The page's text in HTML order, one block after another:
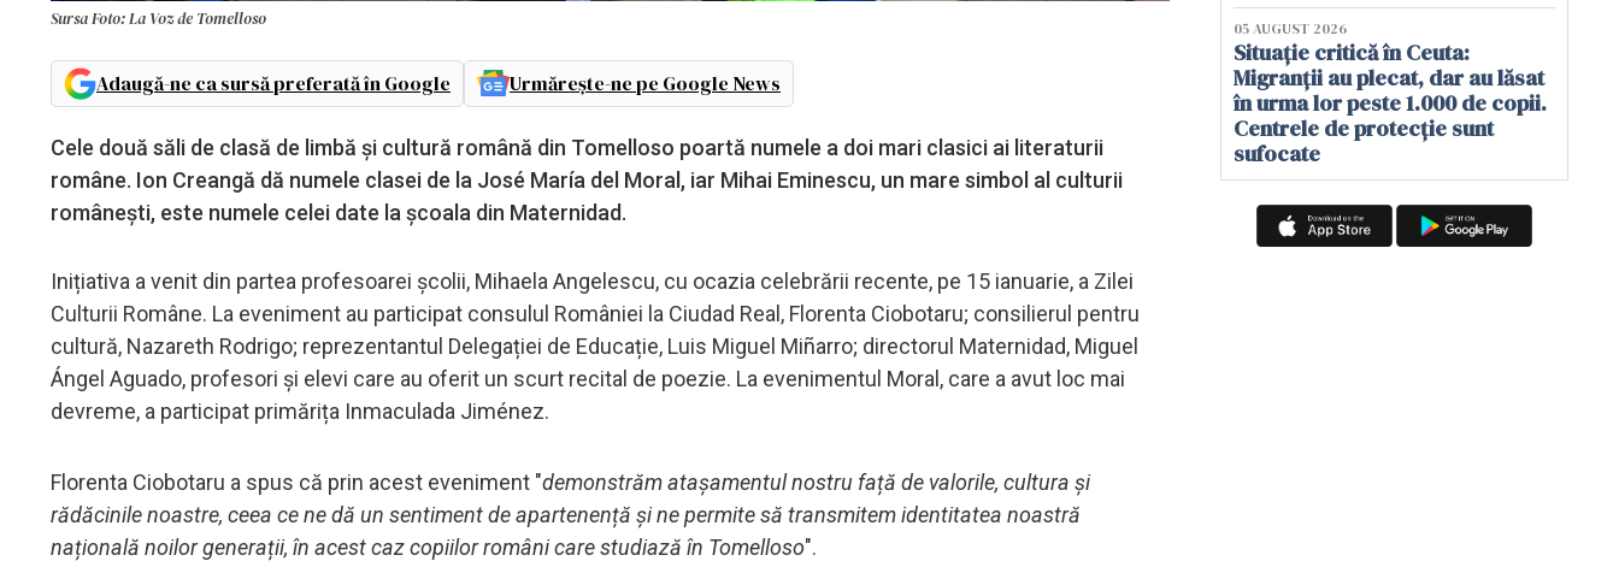
Sursa Foto: La Voz de Tomelloso
Adaugă-ne ca sursă preferată în Google Urmărește-ne pe Google News
Cele două săli de clasă de limbă și cultură română din Tomelloso poartă numele a doi mari clasici ai literaturii
române. Ion Creangă dă numele clasei de la José María del Moral, iar Mihai Eminescu, un mare simbol al culturii
românești, este numele celei date la școala din Maternidad.
Inițiativa a venit din partea profesoarei școlii, Mihaela Angelescu, cu ocazia celebrării recente, pe 15 ianuarie, a Zilei
Culturii Române. La eveniment au participat consulul României la Ciudad Real, Florenta Ciobotaru; consilierul pentru
cultură, Nazareth Rodrigo; reprezentantul Delegației de Educație, Luis Miguel Miñarro; directorul Maternidad, Miguel
Ángel Aguado, profesori și elevi care au oferit un scurt recital de poezie. La evenimentul Moral, care a avut loc mai
devreme, a participat primărița Inmaculada Jiménez.
Florenta Ciobotaru a spus că prin acest eveniment "demonstrăm atașamentul nostru față de valorile, cultura și
rădăcinile noastre, ceea ce ne dă un sentiment de apartenență și ne permite să transmitem identitatea noastră
națională noilor generații, în acest caz copiilor români care studiază în Tomelloso".
05 AUGUST 2026
Situație critică în Ceuta:
Migranții au plecat, dar au lăsat
în urma lor peste 1.000 de copii.
Centrele de protecție sunt
sufocate